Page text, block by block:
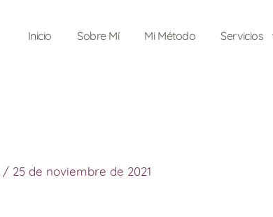
Inicio Sobre Mí Mi Método Servicios
/ 25 de noviembre de 2021